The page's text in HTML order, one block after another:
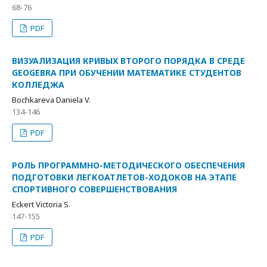
68-76
PDF
ВИЗУАЛИЗАЦИЯ КРИВЫХ ВТОРОГО ПОРЯДКА В СРЕДЕ
GEOGEBRA ПРИ ОБУЧЕНИИ МАТЕМАТИКЕ СТУДЕНТОВ
КОЛЛЕДЖА
Bochkareva Daniela V.
134-146
PDF
РОЛЬ ПРОГРАММНО-МЕТОДИЧЕСКОГО ОБЕСПЕЧЕНИЯ
ПОДГОТОВКИ ЛЕГКОАТЛЕТОВ-ХОДОКОВ НА ЭТАПЕ
СПОРТИВНОГО СОВЕРШЕНСТВОВАНИЯ
Eckert Victoria S.
147-155
PDF